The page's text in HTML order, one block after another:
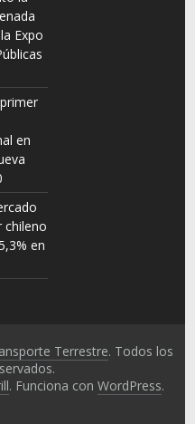
Expo
en
en
Terrestre. Todos los
. Funciona conWordPress.